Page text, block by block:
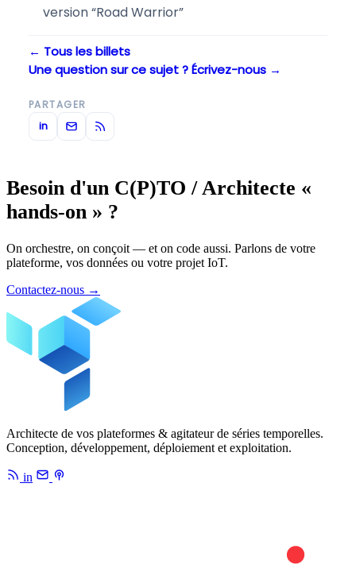
version “Road Warrior”
← Tous les billets
Une question sur ce sujet ? Écrivez-nous →
PARTAGER
in
Besoin d'un C(P)TO / Architecte «
hands-on » ?
On orchestre, on conçoit — et on code aussi. Parlons de votre
plateforme, vos données ou votre projet IoT.
Contactez-nous →
Architecte de vos plateformes & agitateur de séries temporelles.
Conception, développement, déploiement et exploitation.
in